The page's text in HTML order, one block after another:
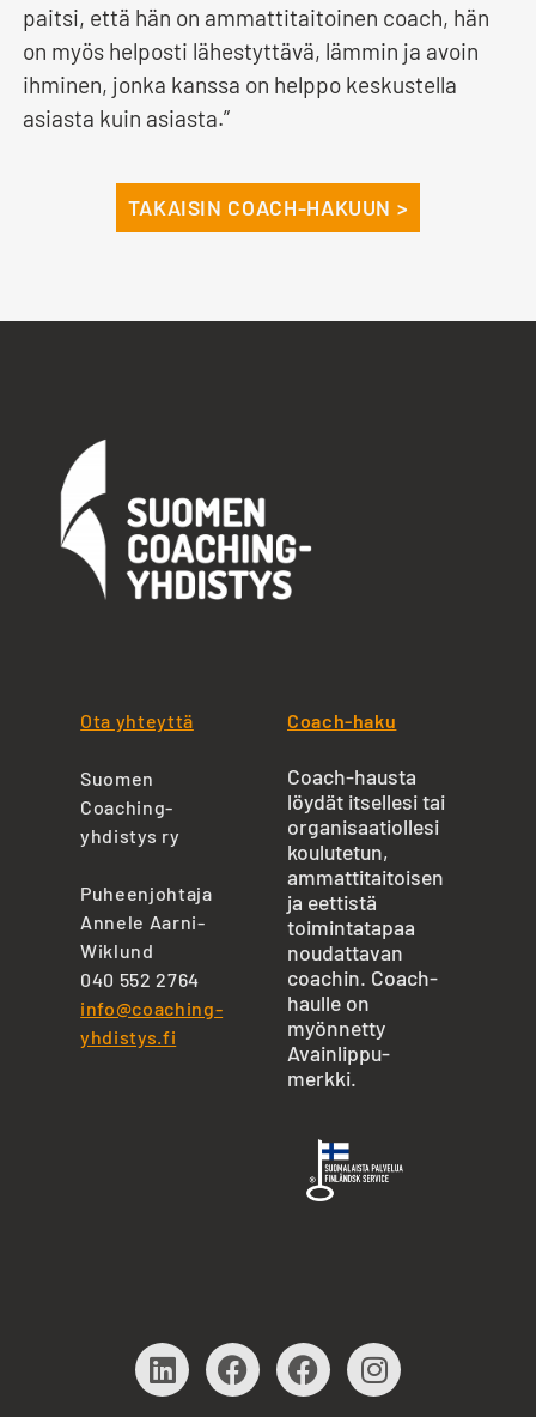
paitsi, että hän on ammattitaitoinen coach, hän
on myös helposti lähestyttävä, lämmin ja avoin
ihminen, jonka kanssa on helppo keskustella
asiasta kuin asiasta.”
TAKAISIN COACH-HAKUUN >
Ota yhteyttä
Suomen
Coaching-
yhdistys ry
Puheenjohtaja
Annele Aarni-
Wiklund
040 552 2764
info@coaching-
yhdistys.fi
Coach-haku
Coach-hausta
löydät itsellesi tai
organisaatiollesi
koulutetun,
ammattitaitoisen
ja eettistä
toimintatapaa
noudattavan
coachin. Coach-
haulle on
myönnetty
Avainlippu-
merkki.